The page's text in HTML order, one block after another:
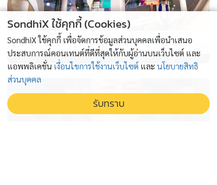
PROPERTY PERFECT -the Lake
SondhiX ใช้คุกกี้ (Cookies)
SondhiX ใช้คุกกี้ เพื่อจัดการข้อมูลส่วนบุคคลเพื่อนำเสนอ
ประสบการณ์คอนเทนต์ที่ดีที่สุดให้กับผู้อ่านบนเว็บไซต์ และ
แอพพลิเคชั่น เงื่อนไขการใช้งานเว็บไซต์ และ นโยบายสิทธิ
ส่วนบุคคล
รับทราบ